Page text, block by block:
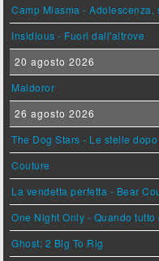
Camp Miasma - Adolescenza,
Insidious - Fuori dall'altrove
20 agosto 2026
Maldoror
26 agosto 2026
The Dog Stars - Le stelle
Couture
La vendetta perfetta - Bear
One Night Only - Quando
Ghost: 2 Big To Rig